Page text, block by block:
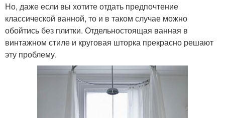
Но, даже если вы хотите отдать предпочтение
классической ванной, то и в таком случае можно
обойтись без плитки. Отдельностоящая ванная в
винтажном стиле и круговая шторка прекрасно решают
эту проблему.